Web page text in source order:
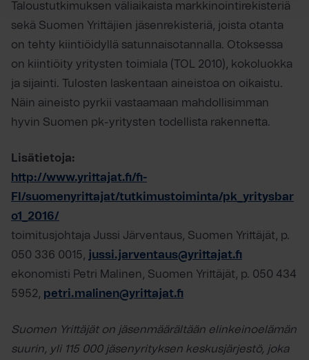
Taloustutkimuksen väliaikaista markkinointirekisteriä
sekä Suomen Yrittäjien jäsenrekisteriä, joista otanta
on tehty kiintiöidyllä satunnaisotannalla. Otoksessa
on kiintiöity yritysten toimiala (TOL 2010), kokoluokka
ja sijainti. Tulosten laskentaan aineistoa on oikaistu.
Näin aineisto pyrkii vastaamaan mahdollisimman
hyvin Suomen pk-yritysten todellista rakennetta.
Lisätietoja:
http://www.yrittajat.fi/fi-
FI/suomenyrittajat/tutkimustoiminta/pk_yritysbar
o1_2016/
toimitusjohtaja Jussi Järventaus, Suomen Yrittäjät, p.
050 336 0015, jussi.jarventaus@yrittajat.fi
ekonomisti Petri Malinen, Suomen Yrittäjät, p. 050 434
5952, petri.malinen@yrittajat.fi
Suomen Yrittäjät on jäsenmäärältään elinkeinoelämän
suurin, yli 115 000 jäsenyrityksen keskusjärjestö, joka